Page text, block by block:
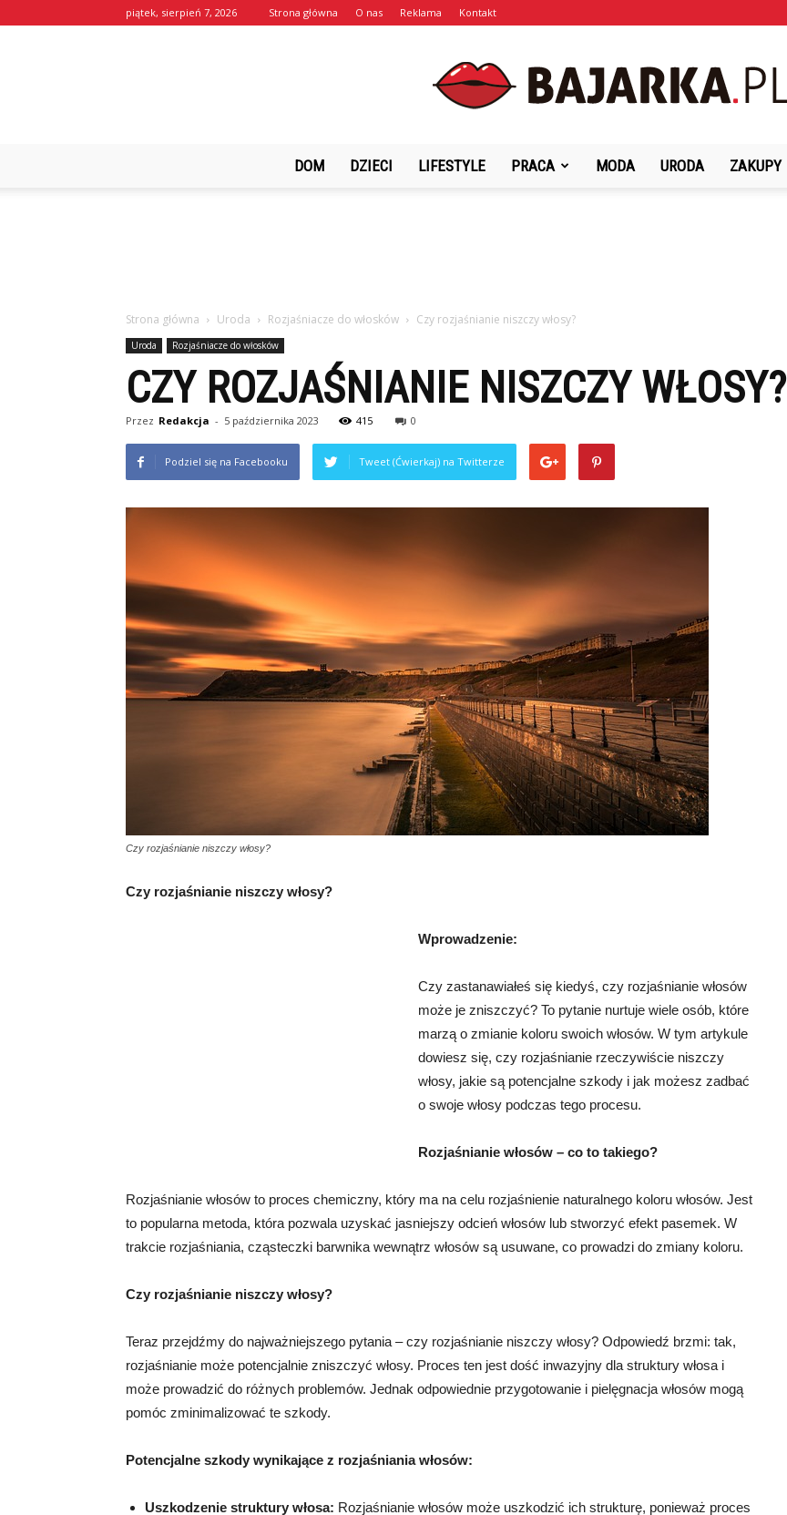
piątek, sierpień 7, 2026 Strona główna O nas Reklama Kontakt
Bajarka.pl
DOM DZIECI LIFESTYLE PRACA MODA URODA ZAKUPY
Strona główna Uroda Rozjaśniacze do włosków Czy rozjaśnianie niszczy włosy?
Uroda Rozjaśniacze do włosków
CZY ROZJAŚNIANIE NISZCZY WŁOSY?
Przez Redakcja - 5 października 2023 415 0
Podziel się na Facebooku Tweet (Ćwierkaj) na Twitterze
Czy rozjaśnianie niszczy włosy?
Czy rozjaśnianie niszczy włosy?
Wprowadzenie:
Czy zastanawiałeś się kiedyś, czy rozjaśnianie włosów
może je zniszczyć? To pytanie nurtuje wiele osób, które
marzą o zmianie koloru swoich włosów. W tym artykule
dowiesz się, czy rozjaśnianie rzeczywiście niszczy
włosy, jakie są potencjalne szkody i jak możesz zadbać
o swoje włosy podczas tego procesu.
Rozjaśnianie włosów – co to takiego?
Rozjaśnianie włosów to proces chemiczny, który ma na celu rozjaśnienie naturalnego koloru włosów. Jest
to popularna metoda, która pozwala uzyskać jasniejszy odcień włosów lub stworzyć efekt pasemek. W
trakcie rozjaśniania, cząsteczki barwnika wewnątrz włosów są usuwane, co prowadzi do zmiany koloru.
Czy rozjaśnianie niszczy włosy?
Teraz przejdźmy do najważniejszego pytania – czy rozjaśnianie niszczy włosy? Odpowiedź brzmi: tak,
rozjaśnianie może potencjalnie zniszczyć włosy. Proces ten jest dość inwazyjny dla struktury włosa i
może prowadzić do różnych problemów. Jednak odpowiednie przygotowanie i pielęgnacja włosów mogą
pomóc zminimalizować te szkody.
Potencjalne szkody wynikające z rozjaśniania włosów:
Uszkodzenie struktury włosa: Rozjaśnianie włosów może uszkodzić ich strukturę, ponieważ proces